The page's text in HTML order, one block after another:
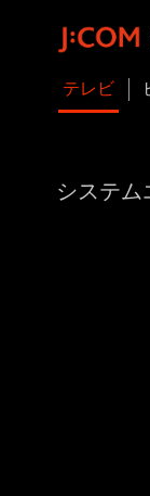
テレビ
システ